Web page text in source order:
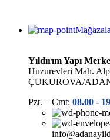
Yıldırım Yapı
Huzurevleri Mah.
ÇUKUROVA/
Pzt. – Cmt: 08.00 -